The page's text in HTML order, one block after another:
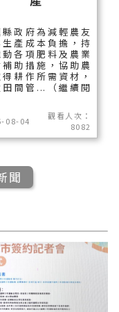
縣政府為減輕農友
生產成本負擔，持
動各項肥料及農業
補助措施，協助農
耕作所需資材，
田間管...（繼續閱
08-04
觀看人次：
8082
聞